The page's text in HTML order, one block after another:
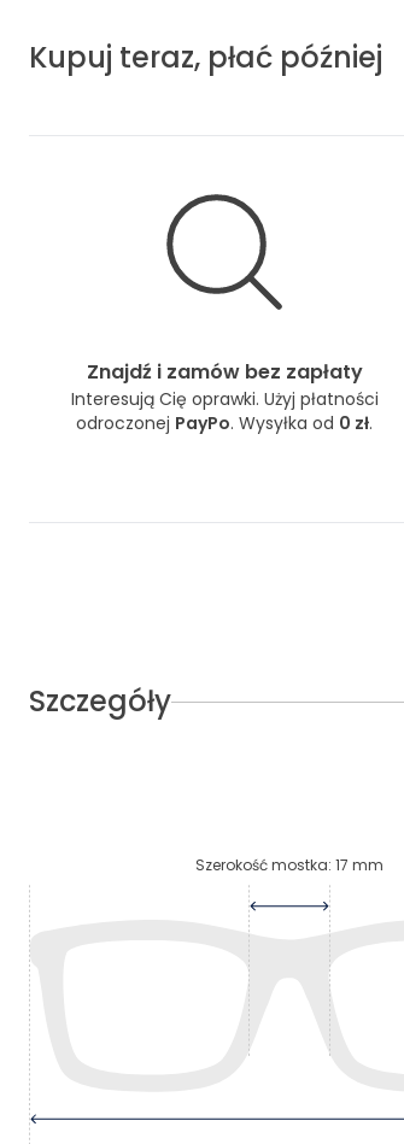
Kupuj teraz, płać później
Znajdź i zamów bez zapłaty
Interesują Cię oprawki. Użyj płatności
odroczonej PayPo. Wysyłka od 0 zł.
Szczegóły
Szerokość mostka: 17 mm